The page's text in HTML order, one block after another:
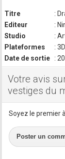
Titre
:
Editeur
:
Studio
:
Plateformes
:
Date de sortie
:
Votre avis
vestiges du
Soyez le premier
Poster un